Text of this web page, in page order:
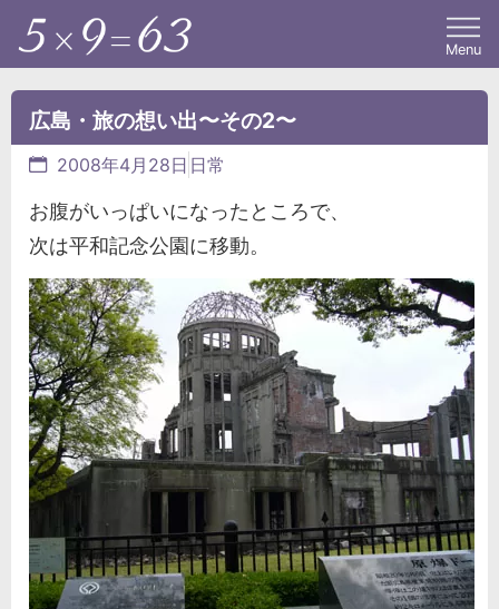
Menu
広島・旅の想い出〜その2〜
2008年4月28日 日常
お腹がいっぱいになったところで、
次は平和記念公園に移動。